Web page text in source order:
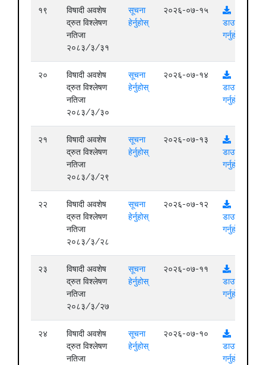
१९
विषादी अवशेष
द्रुत विश्लेषण
नतिजा
२०८३/३/३१
सूचना
हेर्नुहोस्
२०२६-०७-१५
डाउनलोड
गर्नुहोस्
२०
विषादी अवशेष
द्रुत विश्लेषण
नतिजा
२०८३/३/३०
सूचना
हेर्नुहोस्
२०२६-०७-१४
डाउनलोड
गर्नुहोस्
२१
विषादी अवशेष
द्रुत विश्लेषण
नतिजा
२०८३/३/२९
सूचना
हेर्नुहोस्
२०२६-०७-१३
डाउनलोड
गर्नुहोस्
२२
विषादी अवशेष
द्रुत विश्लेषण
नतिजा
२०८३/३/२८
सूचना
हेर्नुहोस्
२०२६-०७-१२
डाउनलोड
गर्नुहोस्
२३
विषादी अवशेष
द्रुत विश्लेषण
नतिजा
२०८३/३/२७
सूचना
हेर्नुहोस्
२०२६-०७-११
डाउनलोड
गर्नुहोस्
२४
विषादी अवशेष
द्रुत विश्लेषण
नतिजा
सूचना
हेर्नुहोस्
२०२६-०७-१०
डाउनलोड
गर्नुहोस्